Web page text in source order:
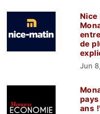
de
Jun
ans